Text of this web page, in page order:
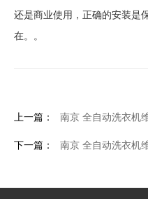
还是商业使用，正确的安装是
在。。
上一篇： 南京 全自动洗衣机维修收
下一篇： 南京 全自动洗衣机维